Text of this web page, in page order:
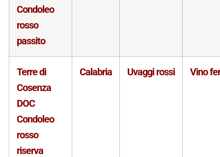
Condoleo
rosso
passito
Terre di
Cosenza
DOC
Condoleo
rosso
riserva
Calabria Uvaggi rossi Vino